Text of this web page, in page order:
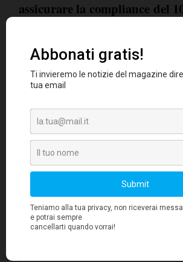
assicurare la compliance del
- fornire sia la totalità che
registrazioni audio
conformità specifici;
chiamata e l'autorità;
- trascrivere la chiamata per
successiva(per es. data mining,
utenti e offerte, ecc.);
- segnalare, cercare e
risultati in un dashboard
"Oggi le tecnologie vocali
livello di intelligenza che